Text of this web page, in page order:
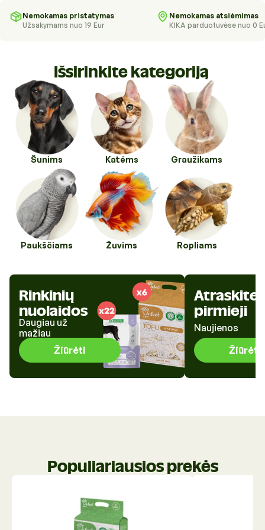
Higienos priemonės
Kirpykloms, parodoms
Transportavimo priemonės
Veterinarinės prekės
Veterinarinės prekės
Pavadėliai, antkakliai, petnešos
Tualetai ir jų priedai
Nemokamas pristatymas
Užsakymams nuo 19 Eur
Nemokamas atsiėmimas
KIKA parduotuvėse nuo 0
Išsirinkite kategoriją
Šunims Katėms Graužikams
Paukščiams Žuvims Ropliams
Rinkinių
nuolaidos
Daugiau už
mažiau
Žiūrėti
Atraskite
pirmieji
Naujienos
Žiūrėti
Populiariausios prekės